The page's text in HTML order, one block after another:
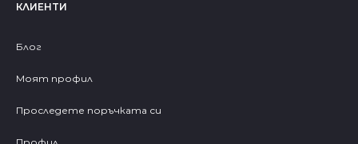
КЛИЕНТИ
Блог
Моят профил
Проследете поръчката си